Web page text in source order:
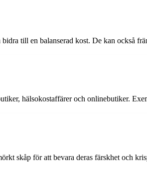
till en balanserad kost. De kan också
hälsokostaffärer och onlinebutiker.
skåp för att bevara deras färskhet och